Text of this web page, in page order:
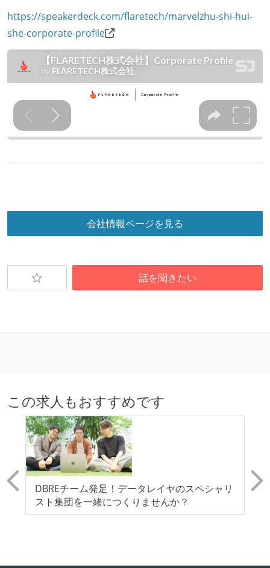
https://speakerdeck.com/flaretech/marvelzhu-shi-hui-
she-corporate-profile
会社情報ページを見る
話を聞きたい
この求人もおすすめです
DBREチーム発足！データレイヤのスペシャリ
スト集団を一緒につくりませんか？